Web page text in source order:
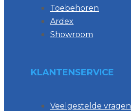
Toebehoren
Ardex
Showroom
KLANTENSERVICE
Veelgestelde vragen